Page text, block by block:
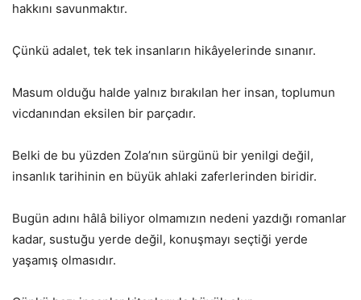
hakkını savunmaktır.
Çünkü adalet, tek tek insanların hikâyelerinde sınanır.
Masum olduğu halde yalnız bırakılan her insan, toplumun
vicdanından eksilen bir parçadır.
Belki de bu yüzden Zola’nın sürgünü bir yenilgi değil,
insanlık tarihinin en büyük ahlaki zaferlerinden biridir.
Bugün adını hâlâ biliyor olmamızın nedeni yazdığı romanlar
kadar, sustuğu yerde değil, konuşmayı seçtiği yerde
yaşamış olmasıdır.